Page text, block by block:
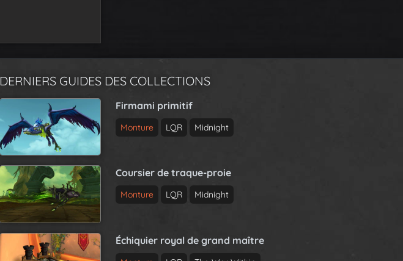
DERNIERS GUIDES DES COLLECTIONS
Firmami primitif
Monture LQR Midnight
Coursier de traque-proie
Monture LQR Midnight
Échiquier royal de grand maître